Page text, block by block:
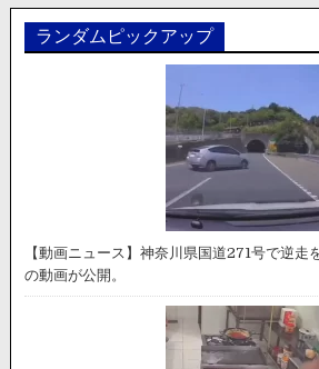
ランダムピックアップ
【動画ニュース】神奈川県国道271号で逆走
の動画が公開。